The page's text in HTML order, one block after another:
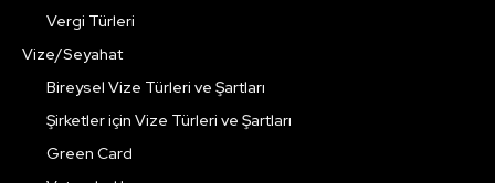
Vergi Türleri
Vize/Seyahat
Bireysel Vize Türleri ve Şartları
Şirketler için Vize Türleri ve Şartları
Green Card